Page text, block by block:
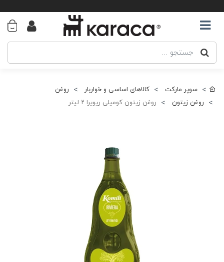
سوپر مارکت کالاهای اساسی و خواربار
روغن
روغن زیتون
روغن زیتون کومیلی ریویرا ۲ لیتر